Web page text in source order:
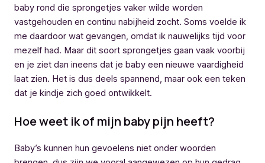
baby rond die sprongetjes vaker wilde worden
vastgehouden en continu nabijheid zocht. Soms voelde ik
me daardoor wat gevangen, omdat ik nauwelijks tijd voor
mezelf had. Maar dit soort sprongetjes gaan vaak voorbij
en je ziet dan ineens dat je baby een nieuwe vaardigheid
laat zien. Het is dus deels spannend, maar ook een teken
dat je kindje zich goed ontwikkelt.
Hoe weet ik of mijn baby pijn heeft?
Baby’s kunnen hun gevoelens niet onder woorden